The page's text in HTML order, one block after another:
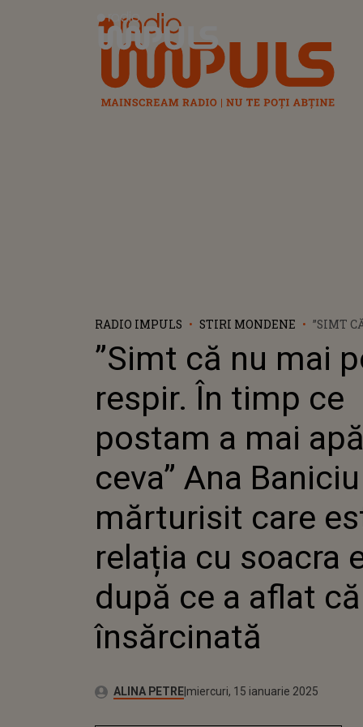
Radio Impuls
RADIO IMPULS STIRI MONDENE
”SIMT
CEVA”
ESTE
AFLAT
”Simt că nu mai
respir. În timp ce
postam a mai
ceva” Ana
mărturisit care
relația cu soacra
după ce a aflat
însărcinată
Autor:ALINA PETREPublicat:
luni, 15 ianuarie 2024
Actualizat:
miercuri, 15 ianuarie 2025